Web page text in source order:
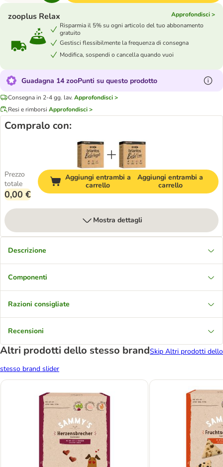
zooplus Relax
Approfondisci >
Risparmia il 5% su ogni articolo del tuo abbonamento
gratuito
Gestisci flessibilmente la frequenza di consegna
Modifica, sospendi o cancella quando vuoi
Guadagna 14 zooPunti su questo prodotto
Consegna in 2-4 gg. lav. Approfondisci >
Resi e rimborsi Approfondisci >
Compralo con:
Prezzo
totale
0,00 €
Aggiungi entrambi a
carrello
Aggiungi entrambi a
carrello
Mostra dettagli
Descrizione
Componenti
Razioni consigliate
Recensioni
Altri prodotti dello stesso brandSkip Altri prodotti dello
stesso brand slider